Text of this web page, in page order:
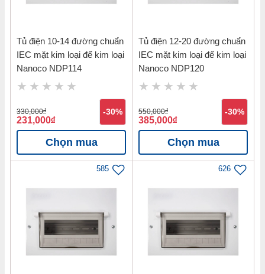
Tủ điện 10-14 đường chuẩn
IEC mặt kim loại đế kim loại
Nanoco NDP114
330,000đ
231,000đ
-30%
Chọn mua
Tủ điện 12-20 đường chuẩn
IEC mặt kim loại đế kim loại
Nanoco NDP120
550,000đ
385,000đ
-30%
Chọn mua
585 626